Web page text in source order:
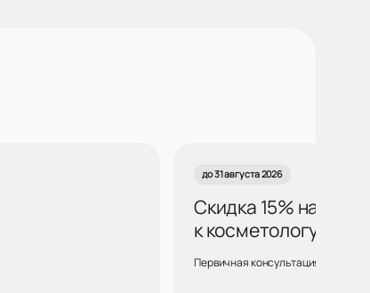
до 31 августа 2026
Скидка 15% на
к косметологу
Первичная консультация для